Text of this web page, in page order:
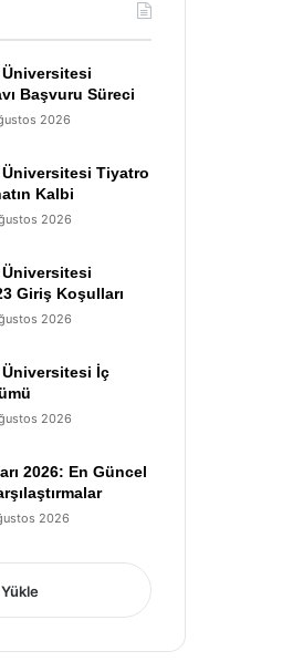
Başvuru Süreci
2026
Üniversitesi Tiyatro
Kalbi
2026
Giriş Koşulları
2026
Üniversitesi İç
2026
2026: En Güncel
2026